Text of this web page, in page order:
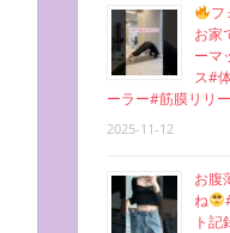
フ
お家
ーマ
ス#
ーラー#筋膜リリ
2025-11-12
お腹
ね
ト